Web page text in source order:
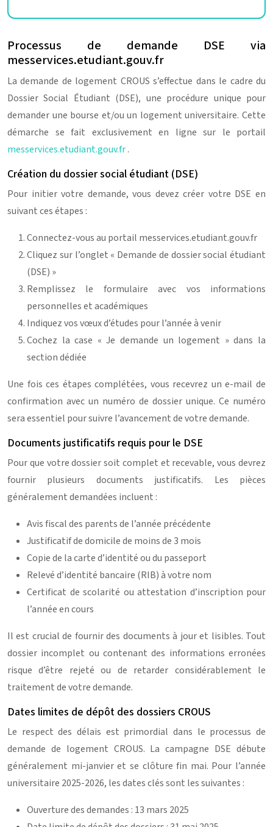
Processus de demande DSE via
messervices.etudiant.gouv.fr
La demande de logement CROUS s’effectue dans le cadre du
Dossier Social Étudiant (DSE), une procédure unique pour
demander une bourse et/ou un logement universitaire. Cette
démarche se fait exclusivement en ligne sur le portail
messervices.etudiant.gouv.fr.
Création du dossier social étudiant (DSE)
Pour initier votre demande, vous devez créer votre DSE en
suivant ces étapes :
Connectez-vous au portail messervices.etudiant.gouv.fr
Cliquez sur l’onglet « Demande de dossier social étudiant
(DSE) »
Remplissez le formulaire avec vos informations
personnelles et académiques
Indiquez vos vœux d’études pour l’année à venir
Cochez la case « Je demande un logement » dans la
section dédiée
Une fois ces étapes complétées, vous recevrez un e-mail de
confirmation avec un numéro de dossier unique. Ce numéro
sera essentiel pour suivre l’avancement de votre demande.
Documents justificatifs requis pour le DSE
Pour que votre dossier soit complet et recevable, vous devrez
fournir plusieurs documents justificatifs. Les pièces
généralement demandées incluent :
Avis fiscal des parents de l’année précédente
Justificatif de domicile de moins de 3 mois
Copie de la carte d’identité ou du passeport
Relevé d’identité bancaire (RIB) à votre nom
Certificat de scolarité ou attestation d’inscription pour
l’année en cours
Il est crucial de fournir des documents à jour et lisibles. Tout
dossier incomplet ou contenant des informations erronées
risque d’être rejeté ou de retarder considérablement le
traitement de votre demande.
Dates limites de dépôt des dossiers CROUS
Le respect des délais est primordial dans le processus de
demande de logement CROUS. La campagne DSE débute
généralement mi-janvier et se clôture fin mai. Pour l’année
universitaire 2025-2026, les dates clés sont les suivantes :
Ouverture des demandes : 13 mars 2025